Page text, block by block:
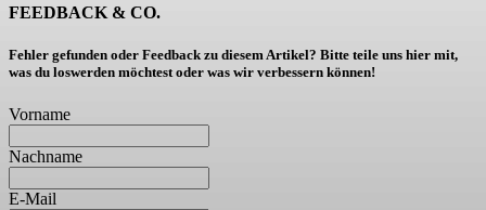
FEEDBACK & CO.
Fehler gefunden oder Feedback zu diesem Artikel? Bitte teile uns hier mit,
was du loswerden möchtest oder was wir verbessern können!
Vorname
Nachname
E-Mail